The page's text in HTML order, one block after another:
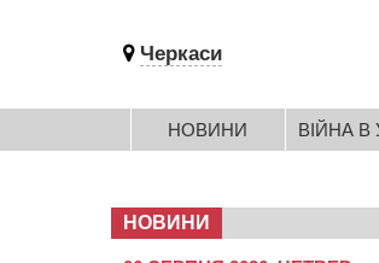
Черкаси
НОВИНИ ВІЙНА В
НОВИНИ